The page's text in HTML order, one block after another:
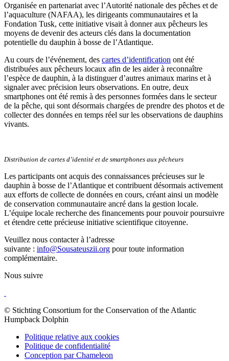
Organisée en partenariat avec l’Autorité nationale des pêches et de
l’aquaculture (NAFAA), les dirigeants communautaires et la
Fondation Tusk, cette initiative visait à donner aux pêcheurs les
moyens de devenir des acteurs clés dans la documentation
potentielle du dauphin à bosse de l’Atlantique.
Au cours de l’événement, des cartes d’identification ont été
distribuées aux pêcheurs locaux afin de les aider à reconnaître
l’espèce de dauphin, à la distinguer d’autres animaux marins et à
signaler avec précision leurs observations. En outre, deux
smartphones ont été remis à des personnes formées dans le secteur
de la pêche, qui sont désormais chargées de prendre des photos et de
collecter des données en temps réel sur les observations de dauphins
vivants.
Distribution de cartes d’identité et de smartphones aux pêcheurs
Les participants ont acquis des connaissances précieuses sur le
dauphin à bosse de l’Atlantique et contribuent désormais activement
aux efforts de collecte de données en cours, créant ainsi un modèle
de conservation communautaire ancré dans la gestion locale.
L’équipe locale recherche des financements pour pouvoir poursuivre
et étendre cette précieuse initiative scientifique citoyenne.
Veuillez nous contacter à l’adresse
suivante : info@Sousateuszii.org pour toute information
complémentaire.
Nous suivre
© Stichting Consortium for the Conservation of the Atlantic
Humpback Dolphin
Politique relative aux cookies
Politique de confidentialité
Conception par Chameleon